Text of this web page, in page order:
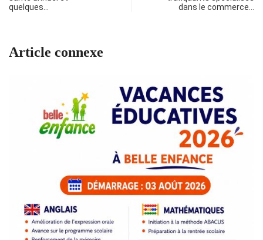
quelques…
dans le commerce…
Article connexe